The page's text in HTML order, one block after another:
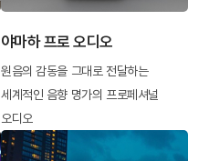
야마하 프로 오디오
원음의 감동을 그대로 전달하는
세계적인 음향 명가의 프로페셔널
오디오